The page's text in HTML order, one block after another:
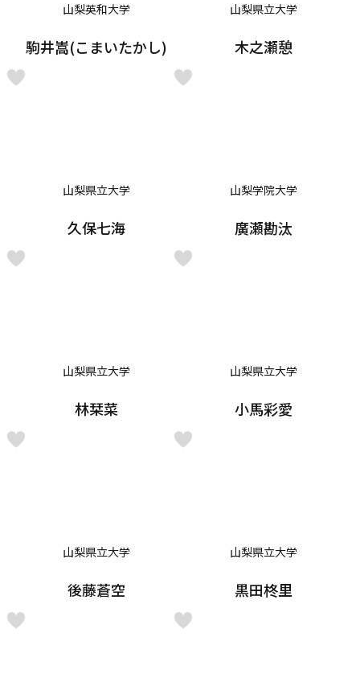
山梨英和大学
駒井嵩(こまいたかし)
山梨県立大学
木之瀬憩
山梨県立大学
久保七海
山梨学院大学
廣瀬勘汰
山梨県立大学
林栞菜
山梨県立大学
小馬彩愛
山梨県立大学
後藤蒼空
山梨県立大学
黒田柊里